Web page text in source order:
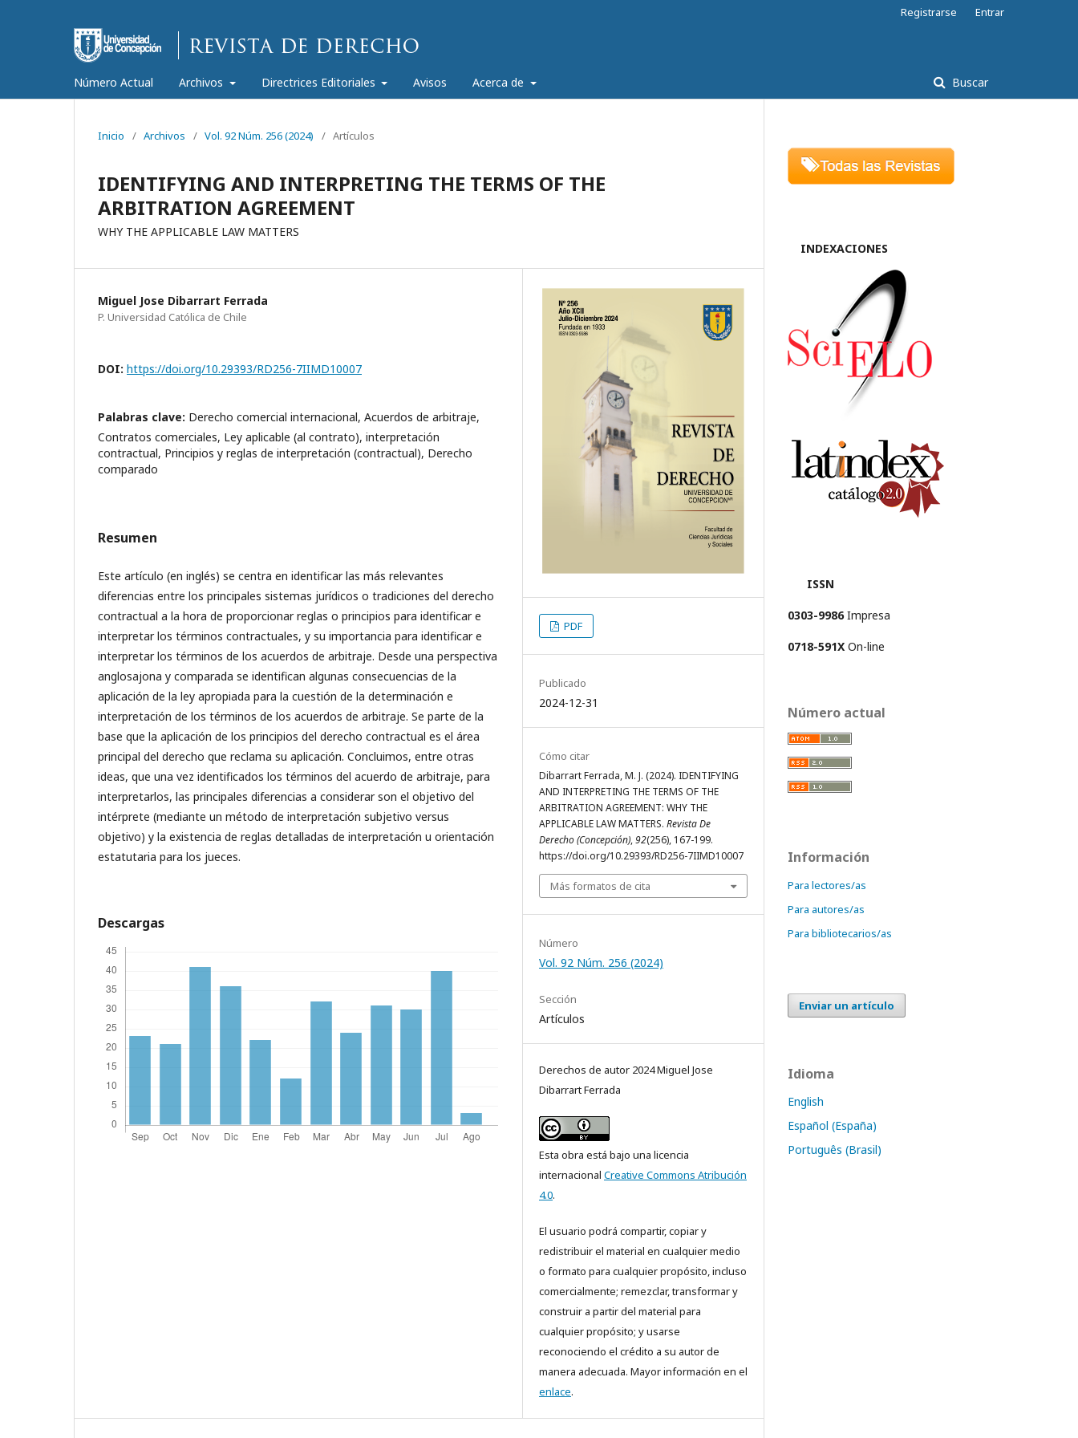
Número Actual Archivos Directrices Editoriales Avisos Acerca de Buscar
Registrarse Entrar
Inicio / Archivos / Vol. 92 Núm. 256 (2024) / Artículos
IDENTIFYING AND INTERPRETING THE TERMS OF THE
ARBITRATION AGREEMENT
WHY THE APPLICABLE LAW MATTERS
Miguel Jose Dibarrart Ferrada
P. Universidad Católica de Chile
DOI: https://doi.org/10.29393/RD256-7IIMD10007
Palabras clave: Derecho comercial internacional, Acuerdos de arbitraje,
Contratos comerciales, Ley aplicable (al contrato), interpretación
contractual, Principios y reglas de interpretación (contractual), Derecho
comparado
Resumen
Este artículo (en inglés) se centra en identificar las más relevantes
diferencias entre los principales sistemas jurídicos o tradiciones del derecho
contractual a la hora de proporcionar reglas o principios para identificar e
interpretar los términos contractuales, y su importancia para identificar e
interpretar los términos de los acuerdos de arbitraje. Desde una perspectiva
anglosajona y comparada se identifican algunas consecuencias de la
aplicación de la ley apropiada para la cuestión de la determinación e
interpretación de los términos de los acuerdos de arbitraje. Se parte de la
base que la aplicación de los principios del derecho contractual es el área
principal del derecho que reclama su aplicación. Concluimos, entre otras
ideas, que una vez identificados los términos del acuerdo de arbitraje, para
interpretarlos, las principales diferencias a considerar son el objetivo del
intérprete (mediante un método de interpretación subjetivo versus
objetivo) y la existencia de reglas detalladas de interpretación u orientación
estatutaria para los jueces.
Descargas
PDF
Publicado
2024-12-31
Cómo citar
Dibarrart Ferrada, M. J. (2024). IDENTIFYING
AND INTERPRETING THE TERMS OF THE
ARBITRATION AGREEMENT: WHY THE
APPLICABLE LAW MATTERS. Revista De
Derecho (Concepción),92(256), 167-199.
https://doi.org/10.29393/RD256-7IIMD10007
Más formatos de cita
Número
Vol. 92 Núm. 256 (2024)
Sección
Artículos
Derechos de autor 2024 Miguel Jose
Dibarrart Ferrada
Esta obra está bajo una licencia
internacional Creative Commons Atribución
4.0.
El usuario podrá compartir, copiar y
redistribuir el material en cualquier medio
o formato para cualquier propósito, incluso
comercialmente; remezclar, transformar y
construir a partir del material para
cualquier propósito; y usarse
reconociendo el crédito a su autor de
manera adecuada. Mayor información en el
enlace.
INDEXACIONES
ISSN
0303-9986Impresa
0718-591X On-line
Número actual
Información
Para lectores/as
Para autores/as
Para bibliotecarios/as
Enviar un artículo
Idioma
English
Español (España)
Português (Brasil)